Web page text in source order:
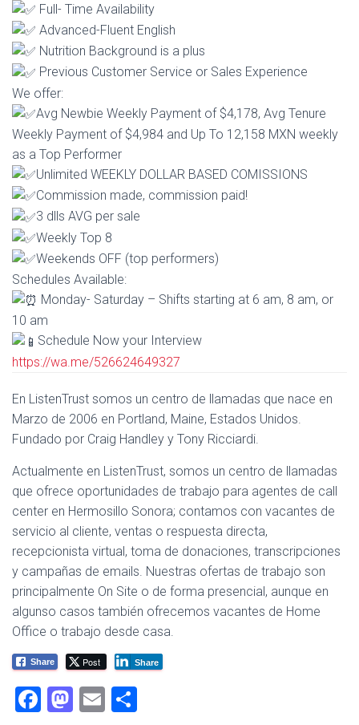
Full- Time Availability
Advanced-Fluent English
Nutrition Background is a plus
Previous Customer Service or Sales Experience
We offer:
Avg Newbie Weekly Payment of $4,178, Avg Tenure
Weekly Payment of $4,984 and Up To 12,158 MXN weekly
as a Top Performer
Unlimited WEEKLY DOLLAR BASED COMISSIONS
Commission made, commission paid!
3 dlls AVG per sale
Weekly Top 8
Weekends OFF (top performers)
Schedules Available:
Monday- Saturday – Shifts starting at 6 am, 8 am, or
10 am
Schedule Now your Interview
https://wa.me/526624649327
En ListenTrust somos un centro de llamadas que nace en
Marzo de 2006 en Portland, Maine, Estados Unidos.
Fundado por Craig Handley y Tony Ricciardi.
Actualmente en ListenTrust, somos un centro de llamadas
que ofrece oportunidades de trabajo para agentes de call
center en Hermosillo Sonora; contamos con vacantes de
servicio al cliente, ventas o respuesta directa,
recepcionista virtual, toma de donaciones, transcripciones
y campañas de emails. Nuestras ofertas de trabajo son
principalmente On Site o de forma presencial, aunque en
algunso casos también ofrecemos vacantes de Home
Office o trabajo desde casa.
Share Post Share
F
M E